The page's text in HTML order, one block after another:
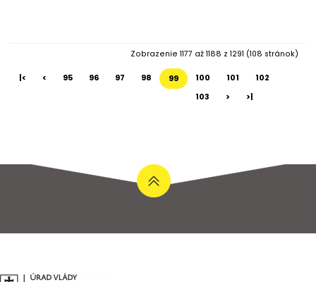
Zobrazenie 1177 až 1188 z 1291 (108 stránok)
|< < 95 96 97 98 99 100 101
102
103
> >|